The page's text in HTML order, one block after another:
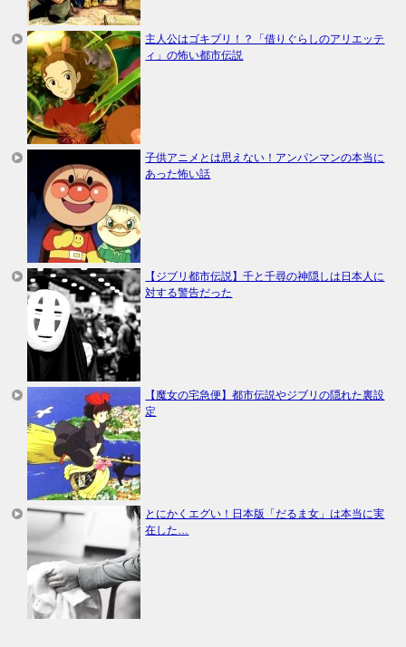
主人公はゴキブリ！？「借りぐらしのアリエッテ
ィ」の怖い都市伝説
子供アニメとは思えない！アンパンマンの本当に
あった怖い話
【ジブリ都市伝説】千と千尋の神隠しは日本人に
対する警告だった
【魔女の宅急便】都市伝説やジブリの隠れた裏設
定
とにかくエグい！日本版「だるま女」は本当に実
在した…